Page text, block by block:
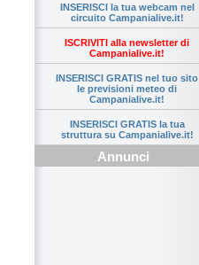
INSERISCI la tua webcam nel
circuito Campanialive.it!
ISCRIVITI alla newsletter di
Campanialive.it!
INSERISCI GRATIS nel tuo sito
le previsioni meteo di
Campanialive.it!
INSERISCI GRATIS la tua
struttura su Campanialive.it!
Annunci